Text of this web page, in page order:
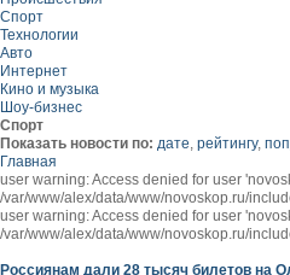
Спорт
Технологии
Авто
Интернет
Кино и музыка
Шоу-бизнес
Спорт
Показать новости по: дате, рейтингу,
Главная
user warning: Access denied for user
/var/www/alex/data/www/novoskop.ru/
user warning: Access denied for user
/var/www/alex/data/www/novoskop.ru/
Россиянам дали 28 тысяч билетов на